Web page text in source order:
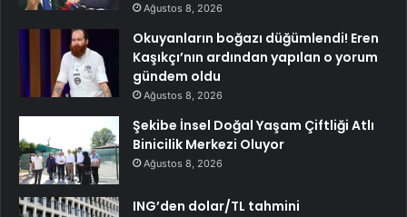
Ağustos 8, 2026
Okuyanların boğazı düğümlendi! Eren
Kaşıkçı’nın ardından yapılan o yorum
gündem oldu
Ağustos 8, 2026
Şekibe İnsel Doğal Yaşam Çiftliği Atlı
Binicilik Merkezi Oluyor
Ağustos 8, 2026
ING’den dolar/TL tahmini